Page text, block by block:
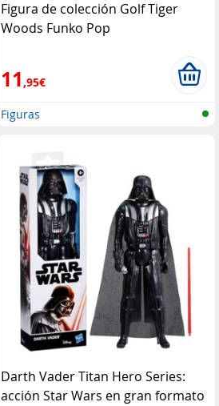
Figura de colección Golf Tiger
Woods Funko Pop
11 ,95€
Figuras
Darth Vader Titan Hero Series:
acción Star Wars en gran formato